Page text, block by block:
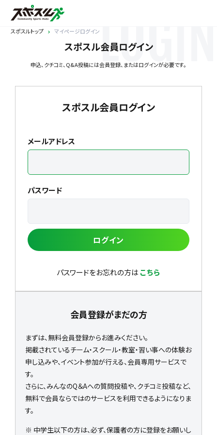
スポスルトップ マイページログイン
スポスル会員ログイン
申込、クチコミ、Q&A投稿には会員登録、またはログインが必要です。
LOGIN
スポスル会員ログイン
メールアドレス
パスワード
ログイン
パスワードをお忘れの方は こちら
会員登録がまだの方
まずは、無料会員登録からお進みください。
掲載されているチーム・スクール・教室・習い事への体験お
申し込みや、イベント参加が行える、会員専用サービスで
す。
さらに、みんなのQ＆Aへの質問投稿や、クチコミ投稿など、
無料で会員ならではのサービスを利用できるようになりま
す。
※ 中学生以下の方は、必ず、保護者の方に登録をお願いし